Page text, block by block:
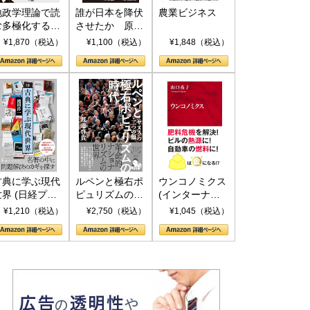
政学理論で読
多極化する世
トランプと
¥1,870（税込）
誰が日本を降伏
させたか 原爆
投下、ソ連参
(PHP新書)
¥1,100（税込）
農業ビジネス
¥1,848（税込）
典に学ぶ現代
界 (日経プレ
アシリーズ)
¥1,210（税込）
ルペンと極右ポ
ピュリズムの時
代：〈ヤヌス〉
¥2,750（税込）
ウンコノミクス
(インターナシ
ョナル新書)
¥1,045（税込）